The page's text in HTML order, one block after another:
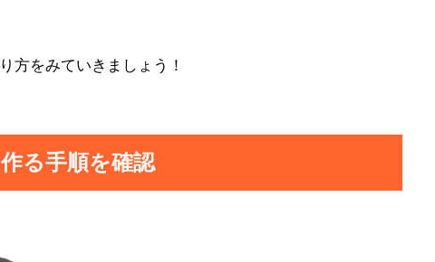
方をみていきましょう！
る手順を確認